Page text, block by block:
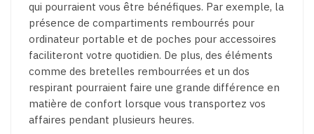
qui pourraient vous être bénéfiques. Par exemple, la
présence de compartiments rembourrés pour
ordinateur portable et de poches pour accessoires
faciliteront votre quotidien. De plus, des éléments
comme des bretelles rembourrées et un dos
respirant pourraient faire une grande différence en
matière de confort lorsque vous transportez vos
affaires pendant plusieurs heures.